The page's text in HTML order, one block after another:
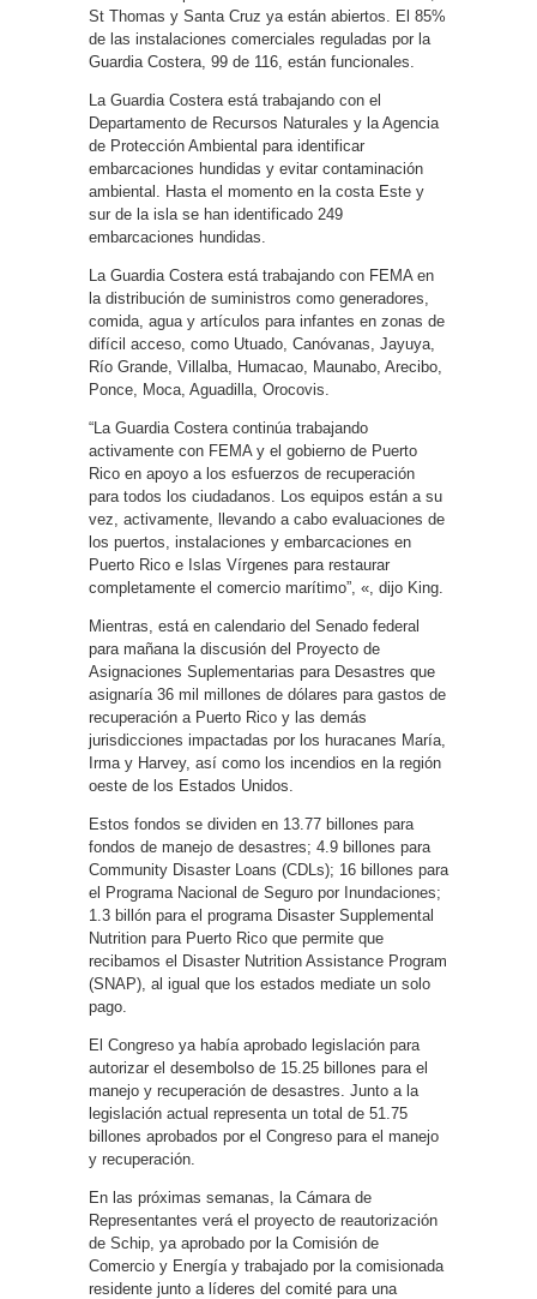
St Thomas y Santa Cruz ya están abiertos. El 85%
de las instalaciones comerciales reguladas por la
Guardia Costera, 99 de 116, están funcionales.
La Guardia Costera está trabajando con el
Departamento de Recursos Naturales y la Agencia
de Protección Ambiental para identificar
embarcaciones hundidas y evitar contaminación
ambiental. Hasta el momento en la costa Este y
sur de la isla se han identificado 249
embarcaciones hundidas.
La Guardia Costera está trabajando con FEMA en
la distribución de suministros como generadores,
comida, agua y artículos para infantes en zonas de
difícil acceso, como Utuado, Canóvanas, Jayuya,
Río Grande, Villalba, Humacao, Maunabo, Arecibo,
Ponce, Moca, Aguadilla, Orocovis.
“La Guardia Costera continúa trabajando
activamente con FEMA y el gobierno de Puerto
Rico en apoyo a los esfuerzos de recuperación
para todos los ciudadanos. Los equipos están a su
vez, activamente, llevando a cabo evaluaciones de
los puertos, instalaciones y embarcaciones en
Puerto Rico e Islas Vírgenes para restaurar
completamente el comercio marítimo”, «, dijo King.
Mientras, está en calendario del Senado federal
para mañana la discusión del Proyecto de
Asignaciones Suplementarias para Desastres que
asignaría 36 mil millones de dólares para gastos de
recuperación a Puerto Rico y las demás
jurisdicciones impactadas por los huracanes María,
Irma y Harvey, así como los incendios en la región
oeste de los Estados Unidos.
Estos fondos se dividen en 13.77 billones para
fondos de manejo de desastres; 4.9 billones para
Community Disaster Loans (CDLs); 16 billones para
el Programa Nacional de Seguro por Inundaciones;
1.3 billón para el programa Disaster Supplemental
Nutrition para Puerto Rico que permite que
recibamos el Disaster Nutrition Assistance Program
(SNAP), al igual que los estados mediate un solo
pago.
El Congreso ya había aprobado legislación para
autorizar el desembolso de 15.25 billones para el
manejo y recuperación de desastres. Junto a la
legislación actual representa un total de 51.75
billones aprobados por el Congreso para el manejo
y recuperación.
En las próximas semanas, la Cámara de
Representantes verá el proyecto de reautorización
de Schip, ya aprobado por la Comisión de
Comercio y Energía y trabajado por la comisionada
residente junto a líderes del comité para una